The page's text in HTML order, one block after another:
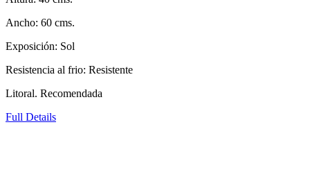
Ancho: 60 cms.
Exposición: Sol
Resistencia al frio: Resistente
Litoral. Recomendada
Full Details